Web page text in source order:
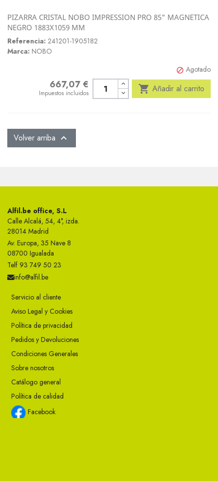
PIZARRA CRISTAL NOBO IMPRESSION PRO 85" MAGNETICA
NEGRO 1883X1059 MM
Referencia: 241201-1905182
Marca: NOBO
 Agotado
Precio667,07 €
Impuestos incluidos  Añadir al carrito
Volver arriba 
Alfil.be office, S.L
Calle Alcalá, 54, 4°, izda.
28014 Madrid
Av. Europa, 35 Nave 8
08700 Igualada
Telf 93 749 50 23
info@alfil.be
Servicio al cliente
Aviso Legal y Cookies
Política de privacidad
Pedidos y Devoluciones
Condiciones Generales
Sobre nosotros
Catálogo general
Política de calidad
Facebook